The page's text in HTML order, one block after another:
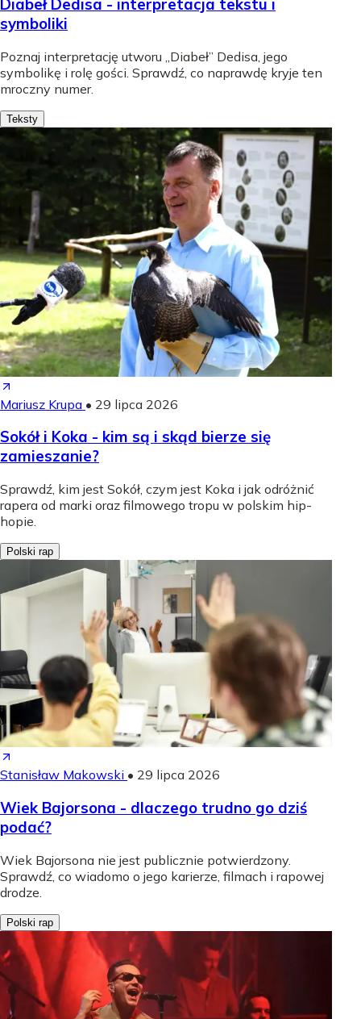
Diabeł Dedisa - interpretacja tekstu i
symboliki
Poznaj interpretację utworu „Diabeł” Dedisa, jego
symbolikę i rolę gości. Sprawdź, co naprawdę kryje ten
mroczny numer.
Teksty
Mariusz Krupa • 29 lipca 2026
Sokół i Koka - kim są i skąd bierze się
zamieszanie?
Sprawdź, kim jest Sokół, czym jest Koka i jak odróżnić
rapera od marki oraz filmowego tropu w polskim hip-
hopie.
Polski rap
Stanisław Makowski • 29 lipca 2026
Wiek Bajorsona - dlaczego trudno go dziś
podać?
Wiek Bajorsona nie jest publicznie potwierdzony.
Sprawdź, co wiadomo o jego karierze, filmach i rapowej
drodze.
Polski rap